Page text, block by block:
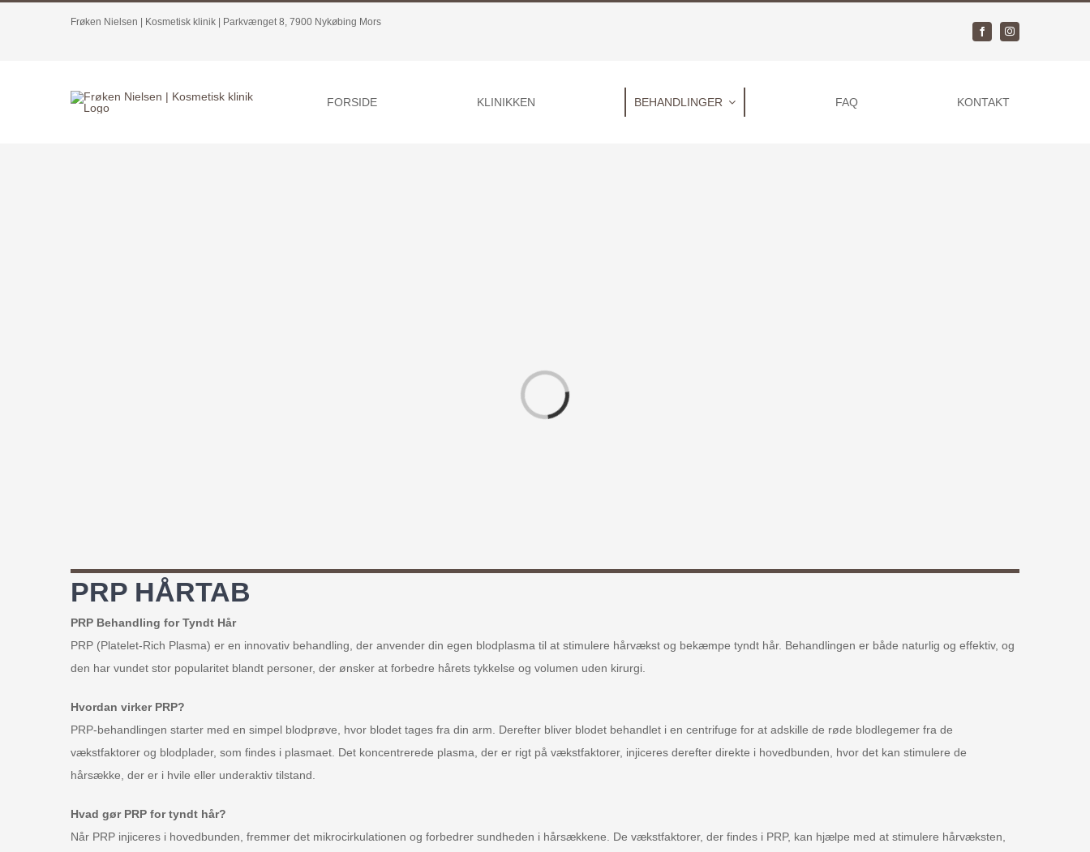
Frøken Nielsen | Kosmetisk klinik | Parkvænget 8, 7900 Nykøbing Mors
FORSIDE KLINIKKEN BEHANDLINGER FAQ KONTAKT
Loading...
PRP HÅRTAB
PRP Behandling for Tyndt Hår
PRP (Platelet-Rich Plasma) er en innovativ behandling, der anvender din egen blodplasma til at stimulere hårvækst og bekæmpe tyndt hår. Behandlingen er både naturlig og effektiv, og
den har vundet stor popularitet blandt personer, der ønsker at forbedre hårets tykkelse og volumen uden kirurgi.
Hvordan virker PRP?
PRP-behandlingen starter med en simpel blodprøve, hvor blodet tages fra din arm. Derefter bliver blodet behandlet i en centrifuge for at adskille de røde blodlegemer fra de
vækstfaktorer og blodplader, som findes i plasmaet. Det koncentrerede plasma, der er rigt på vækstfaktorer, injiceres derefter direkte i hovedbunden, hvor det kan stimulere de
hårsække, der er i hvile eller underaktiv tilstand.
Hvad gør PRP for tyndt hår?
Når PRP injiceres i hovedbunden, fremmer det mikrocirkulationen og forbedrer sundheden i hårsækkene. De vækstfaktorer, der findes i PRP, kan hjælpe med at stimulere hårvæksten,